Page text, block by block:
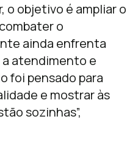
o objetivo é ampliar o
o
ainda enfrenta
atendimento e
foi pensado para
e mostrar às
sozinhas”,